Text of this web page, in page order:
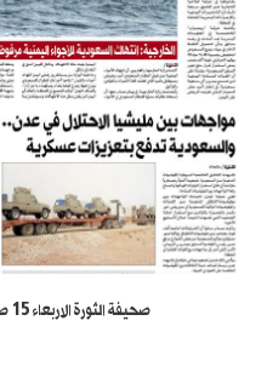
صحيفة الثورة الاربعاء 15 صفر 1448 – 29 يوليو 2026